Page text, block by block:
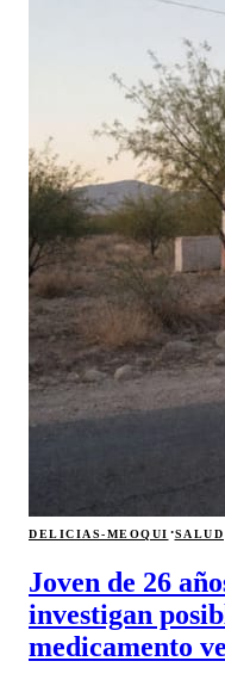
DELICIAS-MEOQUI ·SALUD
Joven de 26
investigan
medicamento